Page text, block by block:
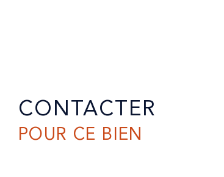
CONTACTER
POUR CE BIEN